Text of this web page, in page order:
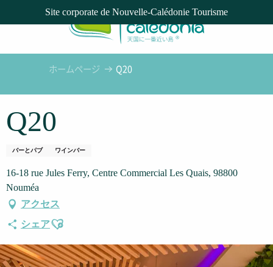
Site corporate de Nouvelle-Calédonie Tourisme
ホームページ Q20
Q20
バーとパブ ワインバー
16-18 rue Jules Ferry, Centre Commercial Les Quais, 98800
Nouméa
アクセス
シェアAjouter aux favoris